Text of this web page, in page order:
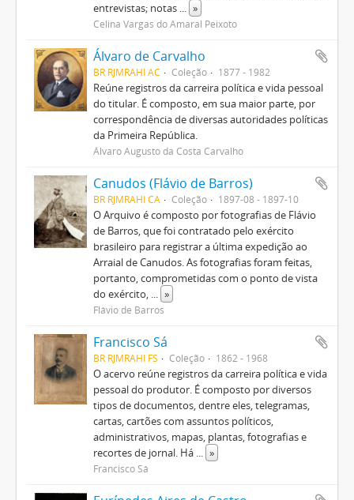
entrevistas; notas ... »
Celina Vargas do Amaral Peixoto
Álvaro de Carvalho
BR RJMRAHI AC Coleção 1877 - 1982
Reúne registros da carreira política e vida pessoal
do titular. É composto, em sua maior parte, por
correspondência de diversas autoridades políticas
da Primeira República.
Álvaro Augusto da Costa Carvalho
Canudos (Flávio de Barros)
BR RJMRAHI CA Coleção 1897-08 - 1897-10
O Arquivo é composto por fotografias de Flávio
de Barros, que foi contratado pelo exército
brasileiro para registrar a última expedição ao
Arraial de Canudos. As fotografias foram feitas,
portanto, comprometidas com o ponto de vista
do exército, ... »
Flávio de Barros
Francisco Sá
BR RJMRAHI FS Coleção 1862 - 1968
O acervo reúne registros da carreira política e vida
pessoal do produtor. É composto por diversos
tipos de documentos, dentre eles, telegramas,
cartas, cartões com assuntos políticos,
administrativos, mapas, plantas, fotografias e
recortes de jornal. Há ... »
Francisco Sá